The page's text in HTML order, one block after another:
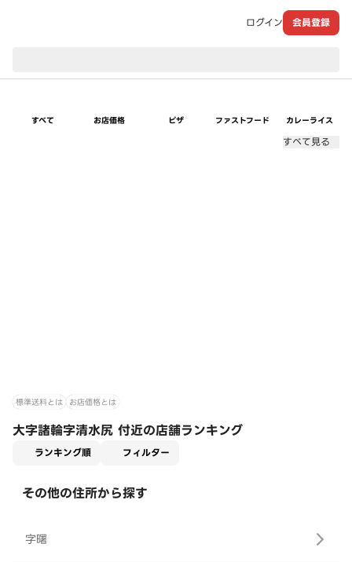
ログイン 会員登録
すべて お店価格 ピザ ファストフード カレーライス
すべて見る
標準送料とは お店価格とは
大字諸輪字清水尻 付近の店舗ランキング
ランキング順 フィルター
その他の住所から探す
字曙